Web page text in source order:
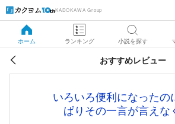
KADOKAWA Group
ホーム ランキング 小説を探す
おすすめレビュー
いろいろ便利になったの
ぱりその一言が言えな